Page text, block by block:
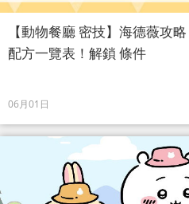
【動物餐廳 密技】海德薇攻
配方一覽表！解鎖 條件
06月01日